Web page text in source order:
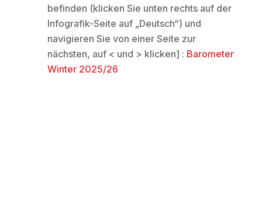
befinden (klicken Sie unten rechts auf der
Infografik-Seite auf „Deutsch“) und
navigieren Sie von einer Seite zur
nächsten, auf < und > klicken] : Barometer
Winter 2025/26